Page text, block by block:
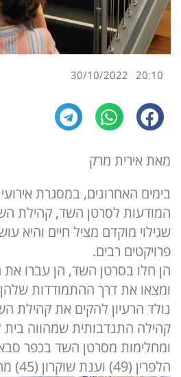
20:10
30/10/2022
מאת אירית מרק
בימים האחרונים, במסגרת
המודעות לסרטן השד, קהילת
שגילוי מוקדם מציל חיים והיא
פרויקטים רבים.
הן חלו בסרטן השד, הן עברו
ומצאו את דרך ההתמודדות
נולד הרעיון להקים את קהילת
קהילה התנדבותית שמהווה
ומחלימות מסרטן השד בכפר
הלפרין (49) וענת שוקרון (45) מחלימות בעצמן.